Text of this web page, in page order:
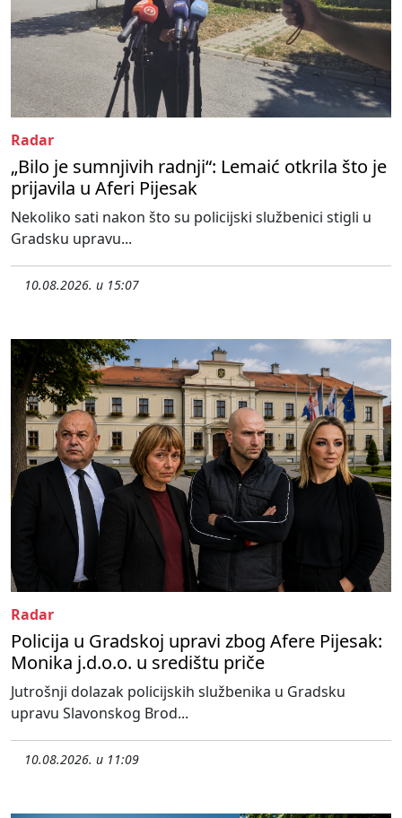
Radar
„Bilo je sumnjivih radnji“: Lemaić otkrila što je
prijavila u Aferi Pijesak
Nekoliko sati nakon što su policijski službenici stigli u
Gradsku upravu...
10.08.2026. u 15:07
Radar
Policija u Gradskoj upravi zbog Afere Pijesak:
Monika j.d.o.o. u središtu priče
Jutrošnji dolazak policijskih službenika u Gradsku
upravu Slavonskog Brod...
10.08.2026. u 11:09